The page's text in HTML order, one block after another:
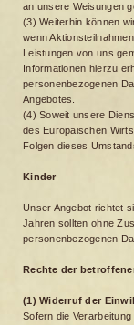
an unsere Weisungen
(3) Weiterhin können
wenn
Leistungen von uns
Informationen hierzu
personenbezogenen
Angebotes.
(4) Soweit unsere
des Europäischen
Folgen dieses
Kinder
Unser Angebot richtet
Jahren sollten ohne
personenbezogenen
Rechte der
(1) Widerruf der
Sofern die